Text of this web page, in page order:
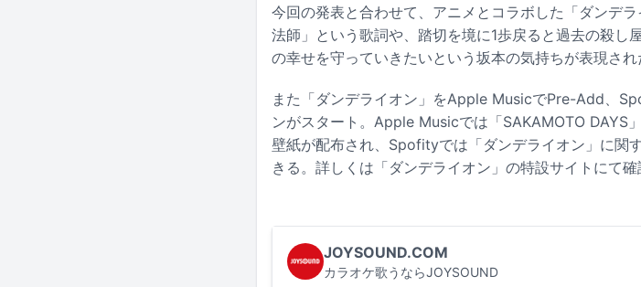
今回の発表と合わせて、アニメとコラボした「ダンデ
法師」という歌詞や、踏切を境に1歩戻ると過去の殺し
の幸せを守っていきたいという坂本の気持ちが表現され
また「ダンデライオン」をApple MusicでPre-Add、
ンがスタート。Apple Musicでは「SAKAMOTO DAYS
壁紙が配布され、Spofityでは「ダンデライオン」に関
きる。詳しくは「ダンデライオン」の特設サイトにて確
JOYSOUND.COM
カラオケ歌うならJOYSOUND